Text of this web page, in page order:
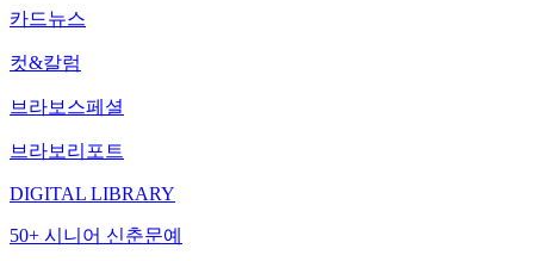
카드뉴스
컷&칼럼
브라보스페셜
브라보리포트
DIGITAL LIBRARY
50+ 시니어 신춘문예